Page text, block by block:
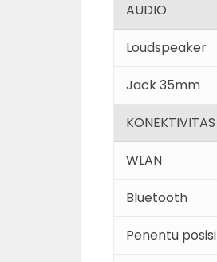
AUDIO
Loudspeaker
Jack 35mm
KONEKTIVITAS
WLAN
Bluetooth
Penentu posisi